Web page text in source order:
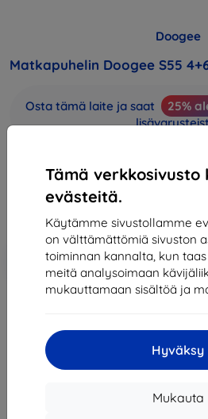
Tämä
evästeitä.
Käytämme sivustollamme
on välttämättömiä sivuston
toiminnan kannalta, kun
meitä analysoimaan
mukauttamaan sisältöä ja
Hyväksy
Mukauta
Doogee
Matkapuhelin Doogee S55
Osta tämä laite ja saat 25%
156,51 €
-10%
Alennus kupongilla
EXTRA10
Loppuunmyyty